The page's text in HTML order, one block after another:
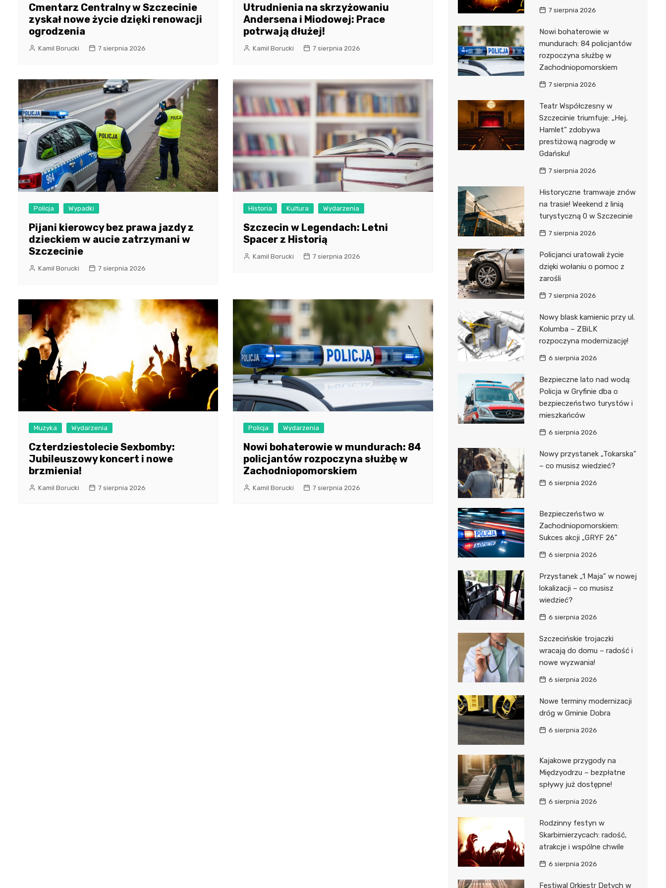
Cmentarz Centralny w Szczecinie
zyskał nowe życie dzięki renowacji
ogrodzenia
Kamil Borucki 7 sierpnia 2026
Utrudnienia na skrzyżowaniu
Andersena i Miodowej: Prace
potrwają dłużej!
Kamil Borucki 7 sierpnia 2026
Policja Wypadki
Pijani kierowcy bez prawa jazdy z
dzieckiem w aucie zatrzymani w
Szczecinie
Kamil Borucki 7 sierpnia 2026
Historia Kultura Wydarzenia
Szczecin w Legendach: Letni
Spacer z Historią
Kamil Borucki 7 sierpnia 2026
Muzyka Wydarzenia
Czterdziestolecie Sexbomby:
Jubileuszowy koncert i nowe
brzmienia!
Kamil Borucki 7 sierpnia 2026
Policja Wydarzenia
Nowi bohaterowie w mundurach: 84
policjantów rozpoczyna służbę w
Zachodniopomorskiem
Kamil Borucki 7 sierpnia 2026
7 sierpnia 2026
Nowi bohaterowie w
mundurach: 84 policjantów
rozpoczyna służbę w
Zachodniopomorskiem
7 sierpnia 2026
Teatr Współczesny w
Szczecinie triumfuje: „Hej,
Hamlet” zdobywa
prestiżową nagrodę w
Gdańsku!
7 sierpnia 2026
Historyczne tramwaje znów
na trasie! Weekend z linią
turystyczną 0 w Szczecinie
7 sierpnia 2026
Policjanci uratowali życie
dzięki wołaniu o pomoc z
zarośli
7 sierpnia 2026
Nowy blask kamienic przy ul.
Kolumba – ZBiLK
rozpoczyna modernizację!
6 sierpnia 2026
Bezpieczne lato nad wodą:
Policja w Gryfinie dba o
bezpieczeństwo turystów i
mieszkańców
6 sierpnia 2026
Nowy przystanek „Tokarska”
– co musisz wiedzieć?
6 sierpnia 2026
Bezpieczeństwo w
Zachodniopomorskiem:
Sukces akcji „GRYF 26”
6 sierpnia 2026
Przystanek „1 Maja” w nowej
lokalizacji – co musisz
wiedzieć?
6 sierpnia 2026
Szczecińskie trojaczki
wracają do domu – radość i
nowe wyzwania!
6 sierpnia 2026
Nowe terminy modernizacji
dróg w Gminie Dobra
6 sierpnia 2026
Kajakowe przygody na
Międzyodrzu – bezpłatne
spływy już dostępne!
6 sierpnia 2026
Rodzinny festyn w
Skarbimierzycach: radość,
atrakcje i wspólne chwile
6 sierpnia 2026
Festiwal Orkiestr Dętych w